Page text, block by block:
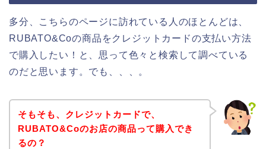
多分、こちらのページに訪れている人のほとんどは、
RUBATO&Coの商品をクレジットカードの支払い方法
で購入したい！と、思って色々と検索して調べている
のだと思います。でも、、、。
そもそも、クレジットカードで、
RUBATO&Coのお店の商品って購入でき
るの？